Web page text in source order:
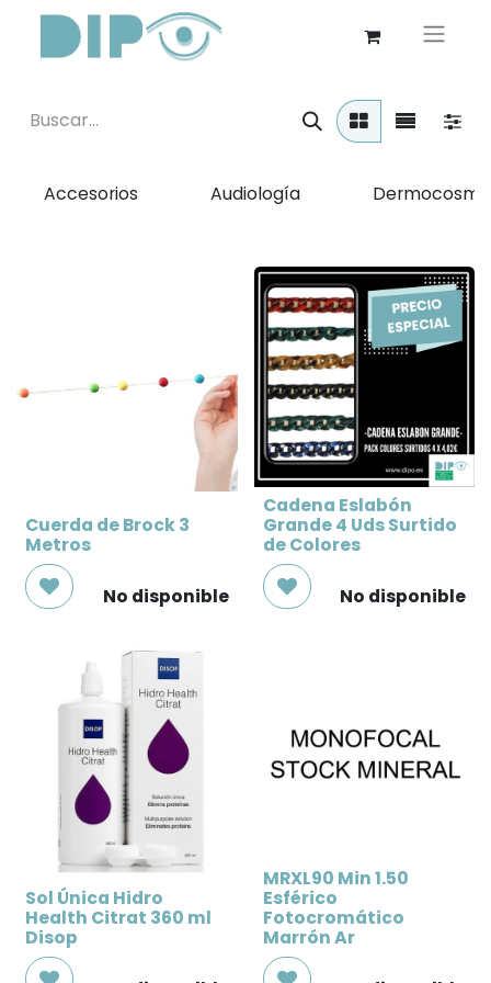
Accesorios Audiología
Cuerda de Brock 3
Metros
No disponible
Cadena Eslabón
Grande 4 Uds Surtido
de Colores
No disponible
Sol Única Hidro
Health Citrat 360 ml
Disop
MRXL90 Min 1.50
Esférico
Fotocromático
Marrón Ar